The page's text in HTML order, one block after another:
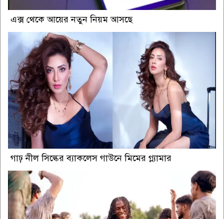
এক্স থেকে আয়ের নতুন নিয়ম আসছে
গাঢ় নীল সিল্কের ব্যাকলেস গাউনে মিমের গ্ল্যামার